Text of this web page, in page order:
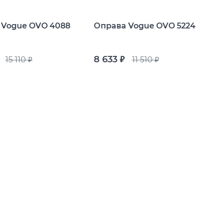
OVO 4088
15 110руб.
Оправа Vogue OVO 5224
8 633 руб. 11 510руб.